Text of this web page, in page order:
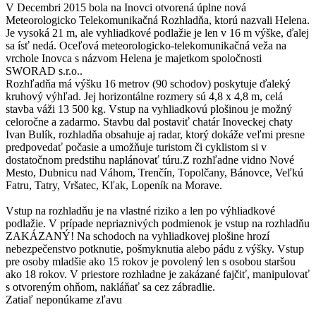
V Decembri 2015 bola na Inovci otvorená úplne nová
Meteorologicko Telekomunikačná Rozhladňa, ktorú nazvali Helena.
Je vysoká 21 m, ale vyhliadkové podlažie je len v 16 m výške, ďalej
sa ísť nedá. Oceľová meteorologicko-telekomunikačná veža na
vrchole Inovca s názvom Helena je majetkom spoločnosti
SWORAD s.r.o..
Rozhľadňa má výšku 16 metrov (90 schodov) poskytuje ďaleký
kruhový výhľad. Jej horizontálne rozmery sú 4,8 x 4,8 m, celá
stavba váži 13 500 kg. Vstup na vyhliadkovú plošinou je možný
celoročne a zadarmo. Stavbu dal postaviť chatár Inoveckej chaty
Ivan Bulík, rozhladňa obsahuje aj radar, ktorý dokáže veľmi presne
predpovedať počasie a umožňuje turistom či cyklistom si v
dostatočnom predstihu naplánovať túru.Z rozhľadne vidno Nové
Mesto, Dubnicu nad Váhom, Trenčín, Topolčany, Bánovce, Veľkú
Fatru, Tatry, Vršatec, Kľak, Lopeník na Morave.
Vstup na rozhladňu je na vlastné riziko a len po výhliadkové
podlažie. V prípade nepriaznivých podmienok je vstup na rozhladňu
ZAKÁZANÝ! Na schodoch na vyhliadkovej plošine hrozí
nebezpečenstvo potknutie, pošmyknutia alebo pádu z výšky. Vstup
pre osoby mladšie ako 15 rokov je povolený len s osobou staršou
ako 18 rokov. V priestore rozhladne je zakázané fajčiť, manipulovať
s otvoreným ohňom, nakláňať sa cez zábradlie.
Zatiaľ neponúkame zľavu